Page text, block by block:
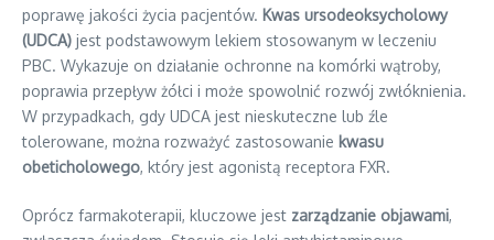
poprawę jakości życia pacjentów. Kwas ursodeoksycholowy
(UDCA) jest podstawowym lekiem stosowanym w leczeniu
PBC. Wykazuje on działanie ochronne na komórki wątroby,
poprawia przepływ żółci i może spowolnić rozwój zwłóknienia.
W przypadkach, gdy UDCA jest nieskuteczne lub źle
tolerowane, można rozważyć zastosowanie kwasu
obeticholowego, który jest agonistą receptora FXR.
Oprócz farmakoterapii, kluczowe jest zarządzanie objawami,